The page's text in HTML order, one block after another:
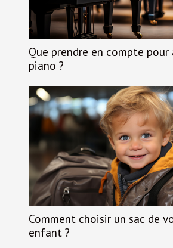
Que prendre en compte pour
piano ?
Comment choisir un sac de
enfant ?